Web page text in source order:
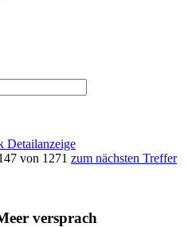
Detailanzeige
von 1271 zum nächsten Treffer
versprach